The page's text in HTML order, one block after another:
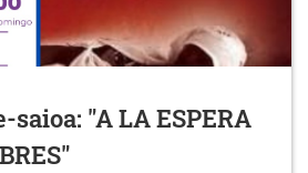
"A LA ESPERA